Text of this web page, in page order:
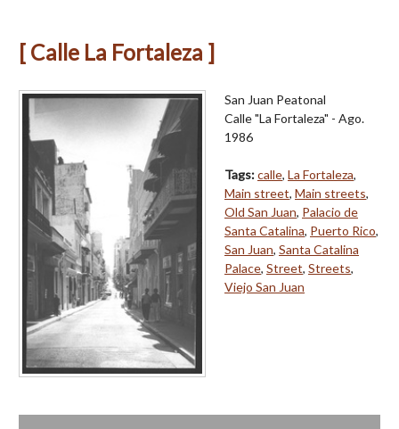
[ Calle La Fortaleza ]
San Juan Peatonal
Calle "La Fortaleza" - Ago.
1986
Tags:calle, La Fortaleza,
Main street, Main streets,
Old San Juan, Palacio de
Santa Catalina, Puerto Rico,
San Juan, Santa Catalina
Palace, Street, Streets,
Viejo San Juan